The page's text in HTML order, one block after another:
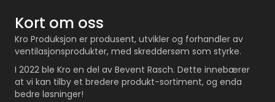
Kort om oss
Kro Produksjon er produsent, utvikler og forhandler av
ventilasjonsprodukter, med skreddersøm som styrke.
I 2022 ble Kro en del av Bevent Rasch. Dette innebærer
at vi kan tilby et bredere produkt-sortiment, og enda
bedre løsninger!